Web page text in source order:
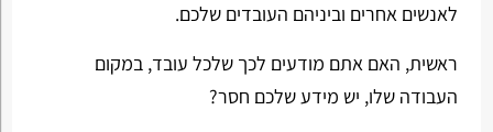
לאנשים אחרים וביניהם העובדים שלכם.
ראשית, האם אתם מודעים לכך שלכל עובד, במקום
העבודה שלו, יש מידע שלכם חסר?